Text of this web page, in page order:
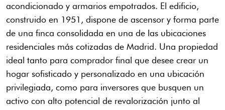
acondicionado y armarios empotrados. El edificio,
construido en 1951, dispone de ascensor y forma parte
de una finca consolidada en una de las ubicaciones
residenciales más cotizadas de Madrid. Una propiedad
ideal tanto para comprador final que desee crear un
hogar sofisticado y personalizado en una ubicación
privilegiada, como para inversores que busquen un
activo con alto potencial de revalorización junto al